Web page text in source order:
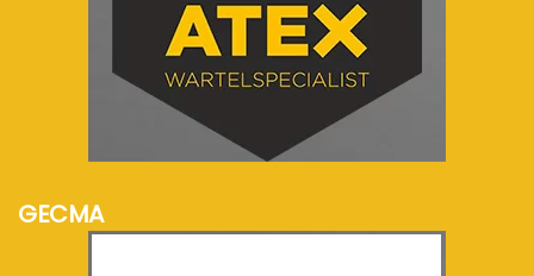
meer info...
GECMA